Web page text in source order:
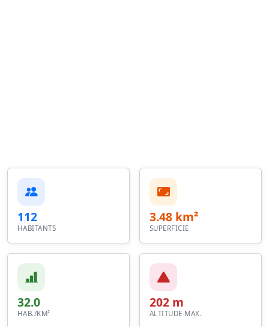
112
HABITANTS
3.48 km²
SUPERFICIE
32.0
HAB./KM²
202 m
ALTITUDE MAX.